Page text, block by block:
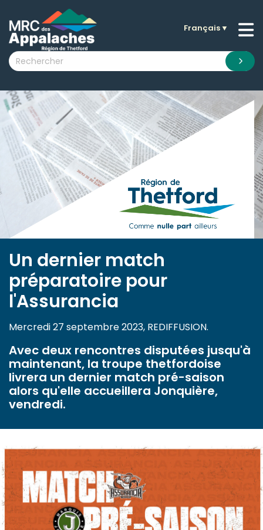
submenu (La MRC )
submenu (Citoyens )
submenu (Visiteurs )
submenu (Nouvelles )
submenu (Documentation )
Français▼
Un dernier match
préparatoire pour
l'Assurancia
Mercredi 27 septembre 2023, REDIFFUSION.
Avec deux rencontres disputées jusqu'à
maintenant, la troupe thetfordoise
livrera un dernier match pré-saison
alors qu'elle accueillera Jonquière,
vendredi.